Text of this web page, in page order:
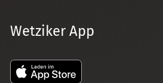
Wetziker App